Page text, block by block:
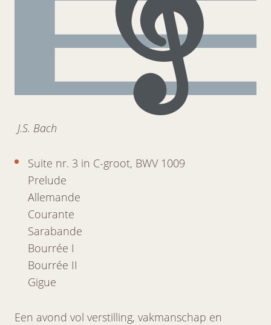
J.S. Bach
Suite nr. 3 in C-groot, BWV 1009
Prelude
Allemande
Courante
Sarabande
Bourrée I
Bourrée II
Gigue
Een avond vol verstilling, vakmanschap en